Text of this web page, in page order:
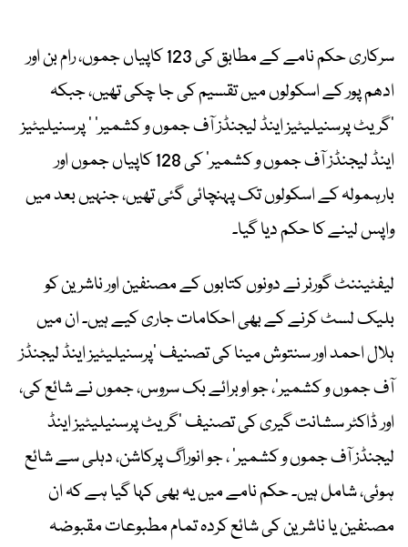
سرکاری حکم نامے کے مطابق کی 123 کاپیاں جموں، رام بن اور
ادھم پور کے اسکولوں میں تقسیم کی جا چکی تھیں، جبکہ
’گریٹ پرسنیلیٹیز اینڈ لیجنڈز آف جموں و کشمیر‘ ’ پرسنیلیٹیز
اینڈ لیجنڈز آف جموں و کشمیر‘ کی 128 کاپیاں جموں اور
بارہمولہ کے اسکولوں تک پہنچائی گئی تھیں، جنہیں بعد میں
واپس لینے کا حکم دیا گیا۔
لیفٹیننٹ گورنر نے دونوں کتابوں کے مصنفین اور ناشرین کو
بلیک لسٹ کرنے کے بھی احکامات جاری کیے ہیں۔ ان میں
ہلال احمد اور سنتوش مینا کی تصنیف ’پرسنیلیٹیز اینڈ لیجنڈز
آف جموں و کشمیر‘، جو اوبرائے بک سروس، جموں نے شائع کی،
اور ڈاکٹر سشانت گیری کی تصنیف ’گریٹ پرسنیلیٹیز اینڈ
لیجنڈز آف جموں و کشمیر‘ ، جو انوراگ پرکاشن، دہلی سے شائع
ہوئی، شامل ہیں۔ حکم نامے میں یہ بھی کہا گیا ہے کہ ان
مصنفین یا ناشرین کی شائع کردہ تمام مطبوعات مقبوضہ